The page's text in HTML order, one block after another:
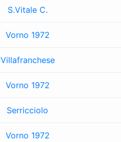
S.Vitale C.
Vorno 1972
Villafranchese
Vorno 1972
Serricciolo
Vorno 1972